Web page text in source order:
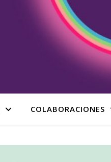
COLABORACIONES